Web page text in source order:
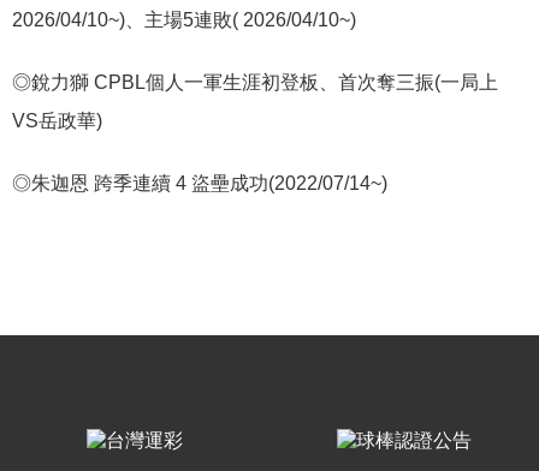
2026/04/10~) 、主場5連敗( 2026/04/10~)
◎銳力獅 CPBL個人一軍生涯初登板、首次奪三振(一局上
VS岳政華)
◎朱迦恩 跨季連續 4 盜壘成功(2022/07/14~)